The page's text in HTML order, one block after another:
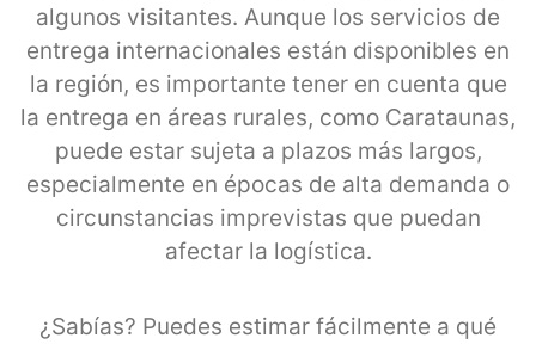
algunos visitantes. Aunque los servicios de
entrega internacionales están disponibles en
la región, es importante tener en cuenta que
la entrega en áreas rurales, como Carataunas,
puede estar sujeta a plazos más largos,
especialmente en épocas de alta demanda o
circunstancias imprevistas que puedan
afectar la logística.
¿Sabías? Puedes estimar fácilmente a qué